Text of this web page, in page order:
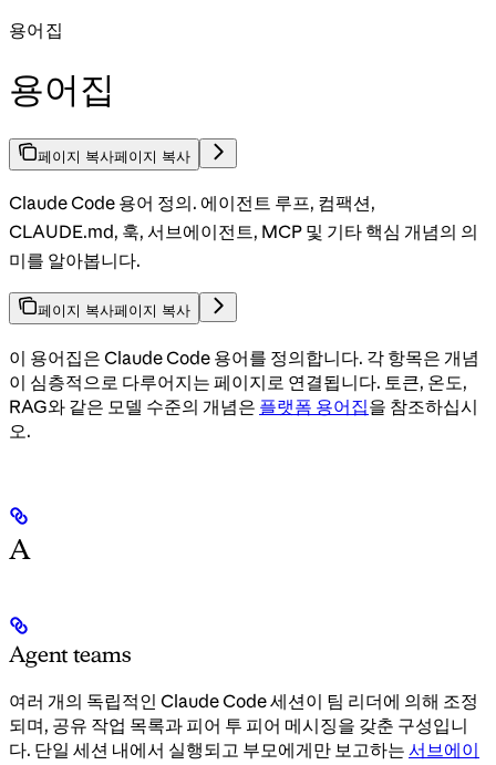
용어집
용어집
페이지 복사페이지 복사
Claude Code 용어 정의. 에이전트 루프, 컴팩션,
CLAUDE.md, 훅, 서브에이전트, MCP 및 기타 핵심 개념의 의
미를 알아봅니다.
페이지 복사페이지 복사
이 용어집은 Claude Code 용어를 정의합니다. 각 항목은 개념
이 심층적으로 다루어지는 페이지로 연결됩니다. 토큰, 온도,
RAG와 같은 모델 수준의 개념은 플랫폼 용어집을 참조하십시
오.
A
Agent teams
여러 개의 독립적인 Claude Code 세션이 팀 리더에 의해 조정
되며, 공유 작업 목록과 피어 투 피어 메시징을 갖춘 구성입니
다. 단일 세션 내에서 실행되고 부모에게만 보고하는 서브에이